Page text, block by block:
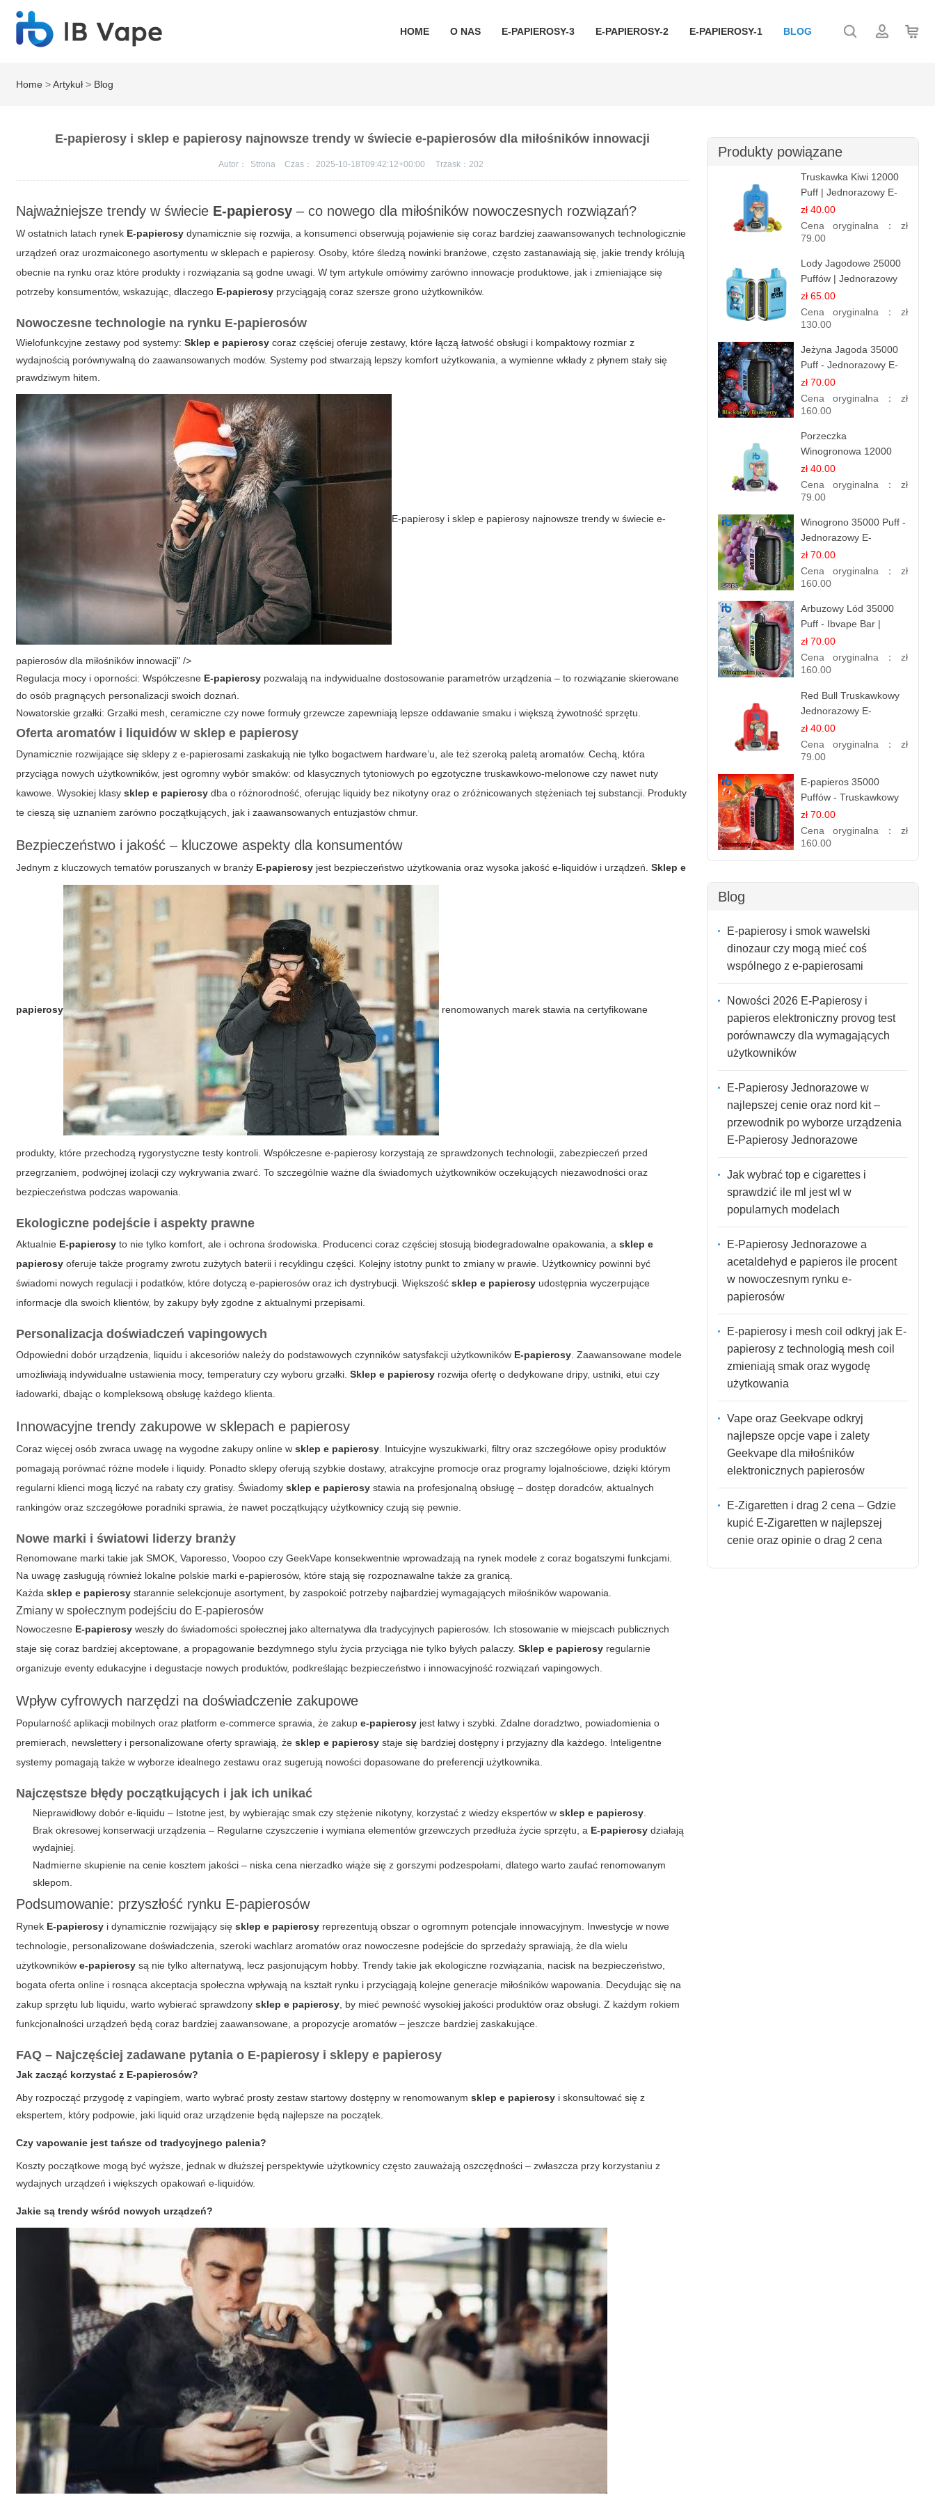
HOME O NAS E-PAPIEROSY-3 E-PAPIEROSY-2 E-PAPIEROSY-1 BLOG
Home >Artykuł > Blog
E-papierosy i sklep e papierosy najnowsze trendy w świecie e-papierosów dla miłośników innowacji
Autor： Strona Czas： 2025-10-18T09:42:12+00:00 Trzask： 202
Najważniejsze trendy w świecie E-papierosy – co nowego dla miłośników nowoczesnych rozwiązań?
W ostatnich latach rynek E-papierosy dynamicznie się rozwija, a konsumenci obserwują pojawienie się coraz bardziej zaawansowanych technologicznie
urządzeń oraz urozmaiconego asortymentu w sklepach e papierosy. Osoby, które śledzą nowinki branżowe, często zastanawiają się, jakie trendy królują
obecnie na rynku oraz które produkty i rozwiązania są godne uwagi. W tym artykule omówimy zarówno innowacje produktowe, jak i zmieniające się
potrzeby konsumentów, wskazując, dlaczego E-papierosy przyciągają coraz szersze grono użytkowników.
Nowoczesne technologie na rynku E-papierosów
Wielofunkcyjne zestawy pod systemy:Sklep e papierosy coraz częściej oferuje zestawy, które łączą łatwość obsługi i kompaktowy rozmiar z
wydajnością porównywalną do zaawansowanych modów. Systemy pod stwarzają lepszy komfort użytkowania, a wymienne wkłady z płynem stały się
prawdziwym hitem.
E-papierosy i sklep e papierosy najnowsze trendy w świecie e-
papierosów dla miłośników innowacji" />
Regulacja mocy i oporności: Współczesne E-papierosy pozwalają na indywidualne dostosowanie parametrów urządzenia – to rozwiązanie skierowane
do osób pragnących personalizacji swoich doznań.
Nowatorskie grzałki: Grzałki mesh, ceramiczne czy nowe formuły grzewcze zapewniają lepsze oddawanie smaku i większą żywotność sprzętu.
Oferta aromatów i liquidów wsklep e papierosy
Dynamicznie rozwijające się sklepy z e-papierosami zaskakują nie tylko bogactwem hardware’u, ale też szeroką paletą aromatów. Cechą, która
przyciąga nowych użytkowników, jest ogromny wybór smaków: od klasycznych tytoniowych po egzotyczne truskawkowo-melonowe czy nawet nuty
kawowe. Wysokiej klasysklep e papierosy dba o różnorodność, oferując liquidy bez nikotyny oraz o zróżnicowanych stężeniach tej substancji. Produkty
te cieszą się uznaniem zarówno początkujących, jak i zaawansowanych entuzjastów chmur.
Bezpieczeństwo i jakość – kluczowe aspekty dla konsumentów
Jednym z kluczowych tematów poruszanych w branży E-papierosy jest bezpieczeństwo użytkowania oraz wysoka jakość e-liquidów i urządzeń.Sklep e
papierosy renomowanych marek stawia na certyfikowane
produkty, które przechodzą rygorystyczne testy kontroli. Współczesne e-papierosy korzystają ze sprawdzonych technologii, zabezpieczeń przed
przegrzaniem, podwójnej izolacji czy wykrywania zwarć. To szczególnie ważne dla świadomych użytkowników oczekujących niezawodności oraz
bezpieczeństwa podczas wapowania.
Ekologiczne podejście i aspekty prawne
Aktualnie E-papierosy to nie tylko komfort, ale i ochrona środowiska. Producenci coraz częściej stosują biodegradowalne opakowania, asklep e
papierosy oferuje także programy zwrotu zużytych baterii i recyklingu części. Kolejny istotny punkt to zmiany w prawie. Użytkownicy powinni być
świadomi nowych regulacji i podatków, które dotyczą e-papierosów oraz ich dystrybucji. Większośćsklep e papierosy udostępnia wyczerpujące
informacje dla swoich klientów, by zakupy były zgodne z aktualnymi przepisami.
Personalizacja doświadczeń vapingowych
Odpowiedni dobór urządzenia, liquidu i akcesoriów należy do podstawowych czynników satysfakcji użytkowników E-papierosy . Zaawansowane modele
umożliwiają indywidualne ustawienia mocy, temperatury czy wyboru grzałki.Sklep e papierosy rozwija ofertę o dedykowane dripy, ustniki, etui czy
ładowarki, dbając o kompleksową obsługę każdego klienta.
Innowacyjne trendy zakupowe w sklepach e papierosy
Coraz więcej osób zwraca uwagę na wygodne zakupy online wsklep e papierosy . Intuicyjne wyszukiwarki, filtry oraz szczegółowe opisy produktów
pomagają porównać różne modele i liquidy. Ponadto sklepy oferują szybkie dostawy, atrakcyjne promocje oraz programy lojalnościowe, dzięki którym
regularni klienci mogą liczyć na rabaty czy gratisy. Świadomysklep e papierosy stawia na profesjonalną obsługę – dostęp doradców, aktualnych
rankingów oraz szczegółowe poradniki sprawia, że nawet początkujący użytkownicy czują się pewnie.
Nowe marki i światowi liderzy branży
Renomowane marki takie jak SMOK, Vaporesso, Voopoo czy GeekVape konsekwentnie wprowadzają na rynek modele z coraz bogatszymi funkcjami.
Na uwagę zasługują również lokalne polskie marki e-papierosów, które stają się rozpoznawalne także za granicą.
Każdasklep e papierosy starannie selekcjonuje asortyment, by zaspokoić potrzeby najbardziej wymagających miłośników wapowania.
Zmiany w społecznym podejściu do E-papierosów
Nowoczesne E-papierosy weszły do świadomości społecznej jako alternatywa dla tradycyjnych papierosów. Ich stosowanie w miejscach publicznych
staje się coraz bardziej akceptowane, a propagowanie bezdymnego stylu życia przyciąga nie tylko byłych palaczy.Sklep e papierosy regularnie
organizuje eventy edukacyjne i degustacje nowych produktów, podkreślając bezpieczeństwo i innowacyjność rozwiązań vapingowych.
Wpływ cyfrowych narzędzi na doświadczenie zakupowe
Popularność aplikacji mobilnych oraz platform e-commerce sprawia, że zakupe-papierosy jest łatwy i szybki. Zdalne doradztwo, powiadomienia o
premierach, newslettery i personalizowane oferty sprawiają, żesklep e papierosy staje się bardziej dostępny i przyjazny dla każdego. Inteligentne
systemy pomagają także w wyborze idealnego zestawu oraz sugerują nowości dopasowane do preferencji użytkownika.
Najczęstsze błędy początkujących i jak ich unikać
Nieprawidłowy dobór e-liquidu – Istotne jest, by wybierając smak czy stężenie nikotyny, korzystać z wiedzy ekspertów wsklep e papierosy
Brak okresowej konserwacji urządzenia – Regularne czyszczenie i wymiana elementów grzewczych przedłuża życie sprzętu, a E-papierosy działają
wydajniej.
Nadmierne skupienie na cenie kosztem jakości – niska cena nierzadko wiąże się z gorszymi podzespołami, dlatego warto zaufać renomowanym
sklepom.
Podsumowanie: przyszłość rynku E-papierosów
Rynek E-papierosy i dynamicznie rozwijający sięsklep e papierosy reprezentują obszar o ogromnym potencjale innowacyjnym. Inwestycje w nowe
technologie, personalizowane doświadczenia, szeroki wachlarz aromatów oraz nowoczesne podejście do sprzedaży sprawiają, że dla wielu
użytkownikówe-papierosy są nie tylko alternatywą, lecz pasjonującym hobby. Trendy takie jak ekologiczne rozwiązania, nacisk na bezpieczeństwo,
bogata oferta online i rosnąca akceptacja społeczna wpływają na kształt rynku i przyciągają kolejne generacje miłośników wapowania. Decydując się na
zakup sprzętu lub liquidu, warto wybierać sprawdzonysklep e papierosy , by mieć pewność wysokiej jakości produktów oraz obsługi. Z każdym rokiem
funkcjonalności urządzeń będą coraz bardziej zaawansowane, a propozycje aromatów – jeszcze bardziej zaskakujące.
FAQ – Najczęściej zadawane pytania o E-papierosy i sklepy e papierosy
Jak zacząć korzystać z E-papierosów?
Aby rozpocząć przygodę z vapingiem, warto wybrać prosty zestaw startowy dostępny w renomowanymsklep e papierosy i skonsultować się z
ekspertem, który podpowie, jaki liquid oraz urządzenie będą najlepsze na początek.
Czy vapowanie jest tańsze od tradycyjnego palenia?
Koszty początkowe mogą być wyższe, jednak w dłuższej perspektywie użytkownicy często zauważają oszczędności – zwłaszcza przy korzystaniu z
wydajnych urządzeń i większych opakowań e-liquidów.
Jakie są trendy wśród nowych urządzeń?
Produkty powiązane
Truskawka Kiwi 12000
Puff | Jednorazowy E-
papierosy | Owocowa
Mieszanka
zł 40.00
Cena oryginalna： zł
79.00
Lody Jagodowe 25000
Puffów | Jednorazowy
E-papieros | Deserowy
Smak
zł 65.00
Cena oryginalna： zł
130.00
Jeżyna Jagoda 35000
Puff - Jednorazowy E-
papieros | Smak
Leśnych Owoców
zł 70.00
Cena oryginalna： zł
160.00
Porzeczka
Winogronowa 12000
Puffów | Jednorazowy
E-papieros | Owocowy
Miks
zł 40.00
Cena oryginalna： zł
79.00
Winogrono 35000 Puff -
Jednorazowy E-
papieros | Soczysty
Smak Winogron
zł 70.00
Cena oryginalna： zł
160.00
Arbuzowy Lód 35000
Puff - Ibvape Bar |
Orzeźwiający E-
papieros Jednorazowy
zł 70.00
Cena oryginalna： zł
160.00
Red Bull Truskawkowy
Jednorazowy E-
papierosy | Energy
Drink Smak
zł 40.00
Cena oryginalna： zł
79.00
E-papieros 35000
Puffów - Truskawkowy
Lód | Orzeźwiający
Smak
zł 70.00
Cena oryginalna： zł
160.00
Blog
E-papierosy i smok wawelski
dinozaur czy mogą mieć coś
wspólnego z e-papierosami
Nowości 2026 E-Papierosy i
papieros elektroniczny provog test
porównawczy dla wymagających
użytkowników
E-Papierosy Jednorazowe w
najlepszej cenie oraz nord kit –
przewodnik po wyborze urządzenia
E-Papierosy Jednorazowe
Jak wybrać top e cigarettes i
sprawdzić ile ml jest wl w
popularnych modelach
E-Papierosy Jednorazowe a
acetaldehyd e papieros ile procent
w nowoczesnym rynku e-
papierosów
E-papierosy i mesh coil odkryj jak E-
papierosy z technologią mesh coil
zmieniają smak oraz wygodę
użytkowania
Vape oraz Geekvape odkryj
najlepsze opcje vape i zalety
Geekvape dla miłośników
elektronicznych papierosów
E-Zigaretten i drag 2 cena – Gdzie
kupić E-Zigaretten w najlepszej
cenie oraz opinie o drag 2 cena